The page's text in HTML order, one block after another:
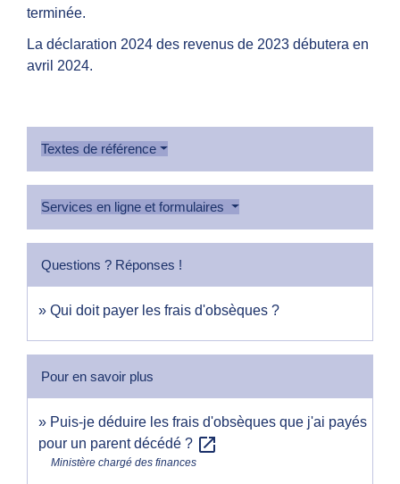
terminée.
La déclaration 2024 des revenus de 2023 débutera en
avril 2024.
Textes de référence
Services en ligne et formulaires
Questions ? Réponses !
Qui doit payer les frais d'obsèques ?
Pour en savoir plus
Puis-je déduire les frais d'obsèques que j'ai payés
pour un parent décédé ? open_in_new
Ministère chargé des finances